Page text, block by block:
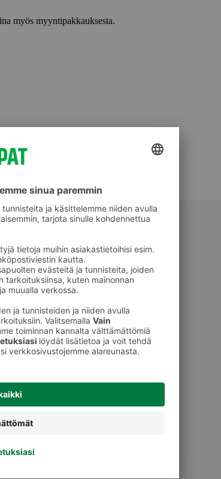
myös myyntipakkauksesta.